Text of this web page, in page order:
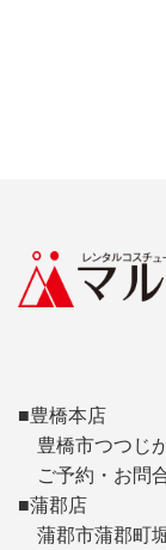
■豊橋本店
豊橋市つつじ
ご予約・お問
■蒲郡店
蒲郡市蒲郡町